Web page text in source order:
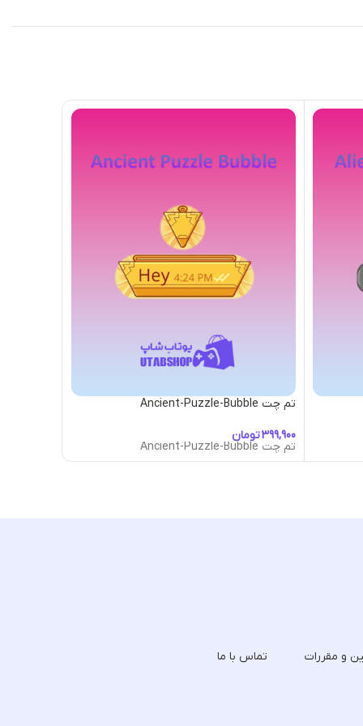
تم چت Ancient-Puzzle-Bubble
تومان
تم چت Ancient-Puzzle-Bubble
و مقررات تماس با ما